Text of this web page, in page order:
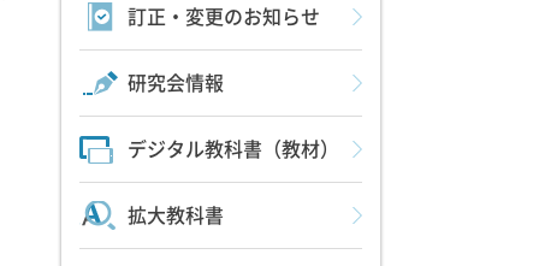
訂正・変更のお知らせ
研究会情報
デジタル教科書（教材）
拡大教科書